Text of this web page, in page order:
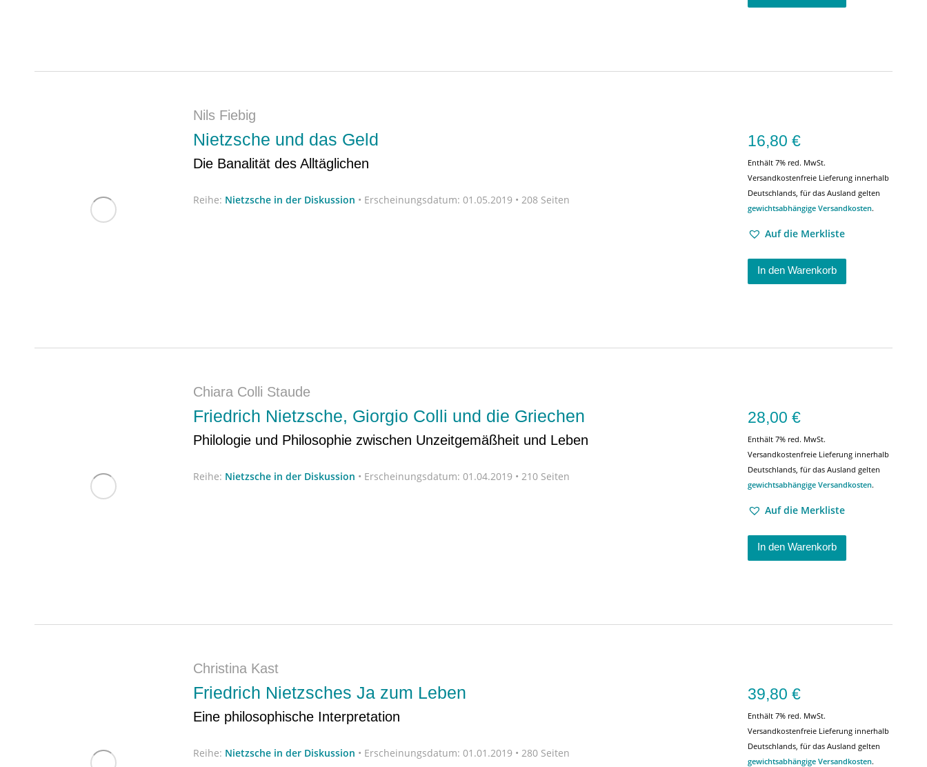
Nils Fiebig
Nietzsche und das Geld
Die Banalität des Alltäglichen
Reihe: Nietzsche in der Diskussion • Erscheinungsdatum: 01.05.2019 • 208 Seiten
16,80 €
Enthält 7% red. MwSt.
Versandkostenfreie Lieferung innerhalb
Deutschlands, für das Ausland gelten
gewichtsabhängige Versandkosten.
Auf die Merkliste
In den Warenkorb
Chiara Colli Staude
Friedrich Nietzsche, Giorgio Colli und die Griechen
Philologie und Philosophie zwischen Unzeitgemäßheit und Leben
Reihe: Nietzsche in der Diskussion • Erscheinungsdatum: 01.04.2019 • 210 Seiten
28,00 €
Enthält 7% red. MwSt.
Versandkostenfreie Lieferung innerhalb
Deutschlands, für das Ausland gelten
gewichtsabhängige Versandkosten.
Auf die Merkliste
In den Warenkorb
Christina Kast
Friedrich Nietzsches Ja zum Leben
Eine philosophische Interpretation
Reihe: Nietzsche in der Diskussion • Erscheinungsdatum: 01.01.2019 • 280 Seiten
39,80 €
Enthält 7% red. MwSt.
Versandkostenfreie Lieferung innerhalb
Deutschlands, für das Ausland gelten
gewichtsabhängige Versandkosten.